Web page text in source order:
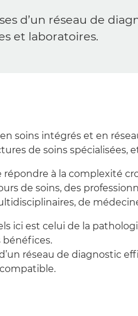
d’un réseau de
et laboratoires.
soins intégrés et en
de soins spécialisées,
répondre à la complexité
de soins, des
de
ici est celui de la
bénéfices.
réseau de diagnostic